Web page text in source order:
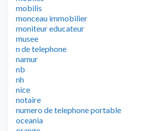
mobilis
monceau immobilier
moniteur educateur
musee
n de telephone
namur
nb
nh
nice
notaire
numero de telephone portable
oceania